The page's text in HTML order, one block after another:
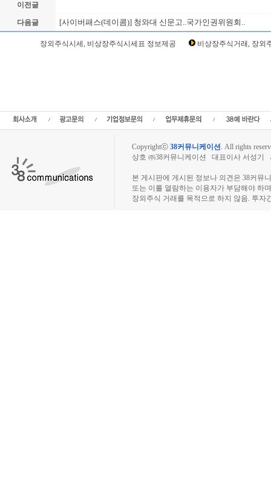
이전글
다음글 [사이버패스(데이콤)] 청와대 신문고..국가인권위원회..
장외주식시세, 비상장주식시세표 정보제공
비상장주식거래, 장외
Copyrightⓒ 38커뮤니케이션. All rights
상호 ㈜38커뮤니케이션 대표이사 서성기
본 게시판에 게시된 정보나 의견은 38커뮤
또는 이를 열람하는 이용자가 부담해야 하
장외주식 거래를 목적으로 하지 않음. 투